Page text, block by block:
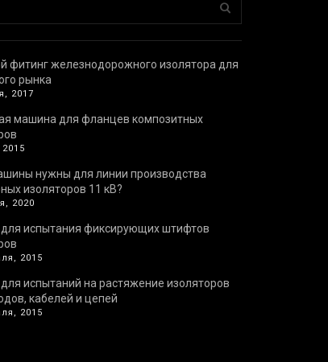
фитинг железнодорожного изолятора для
рынка
2017
машина для фланцев композитных
нужны для линии производства
изоляторов 11 кВ?
2020
испытания фиксирующих штифтов
2015
испытаний на растяжение изоляторов
кабелей и цепей
2015